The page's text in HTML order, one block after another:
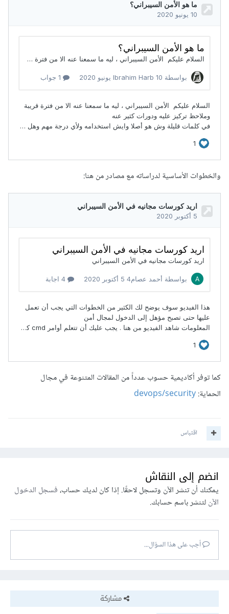
والخطوات الأساسية لدراساته مع مصادر من هنا:
كما توفر أكاديمية حسوب عدداً من المقالات المتنوعة في مجال
الحماية:devops/security
اقتباس
انضم إلى النقاش
يمكنك أن تنشر الآن وتسجل لاحقًا. إذا كان لديك حساب،فسجل الدخول
الآنلتنشر باسم حسابك.
أجب على هذا السؤال...
مشاركة